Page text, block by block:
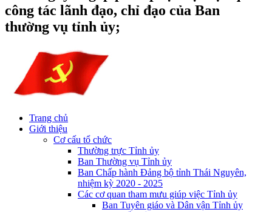
công tác lãnh đạo, chỉ đạo của Ban
thường vụ tỉnh ủy;
Trang chủ
Giới thiệu
Cơ cấu tổ chức
Thường trực Tỉnh ủy
Ban Thường vụ Tỉnh ủy
Ban Chấp hành Đảng bộ tỉnh Thái Nguyên,
nhiệm kỳ 2020 - 2025
Các cơ quan tham mưu giúp việc Tỉnh ủy
Ban Tuyên giáo và Dân vận Tỉnh ủy